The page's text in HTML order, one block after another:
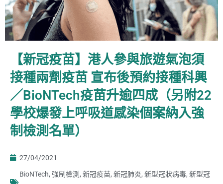
【新冠疫苗】港人參與旅遊氣泡須
接種兩劑疫苗 宣布後預約接種科興
／BioNTech疫苗升逾四成（另附22
學校爆發上呼吸道感染個案納入強
制檢測名單）
27/04/2021
BioNTech, 強制檢測, 新冠疫苗, 新冠肺炎, 新型冠狀病毒, 新型冠